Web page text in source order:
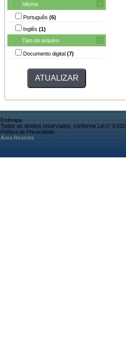
Idioma
Português (6)
Inglês (1)
Tipo do arquivo
Documento digital (7)
Embrapa
Todos os direitos reservados, conforme Lei n° 9.610
Política de Privacidade
Área Restrita